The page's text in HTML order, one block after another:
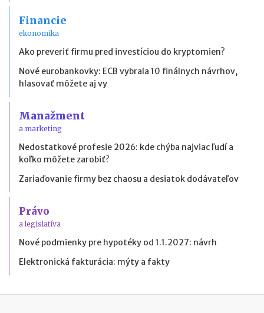
Financie
ekonomika
Ako preveriť firmu pred investíciou do kryptomien?
Nové eurobankovky: ECB vybrala 10 finálnych návrhov,
hlasovať môžete aj vy
Manažment
a marketing
Nedostatkové profesie 2026: kde chýba najviac ľudí a
koľko môžete zarobiť?
Zariaďovanie firmy bez chaosu a desiatok dodávateľov
Právo
a legislatíva
Nové podmienky pre hypotéky od 1.1.2027: návrh
Elektronická fakturácia: mýty a fakty